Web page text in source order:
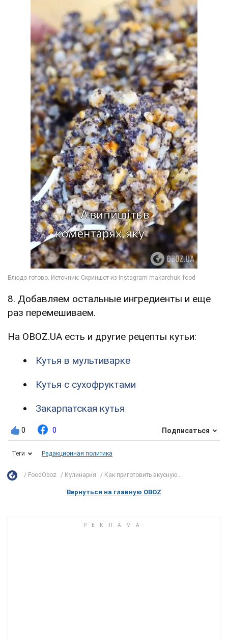
8. Добавляем остальные ингредиенты и еще
раз перемешиваем.
На OBOZ.UA есть и другие рецепты кутьи:
Кутья в мультиварке
Кутья с сухофруктами
Закарпатская кутья
0 0 Подписаться
Теги Редакционная политика
FoodOboz Кулинария Как приготовить вкусную...
Вернуться на главную OBOZ